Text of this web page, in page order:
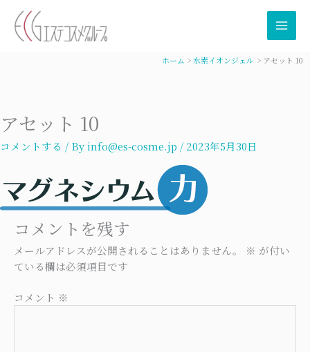
ホーム 水素イオンジェル アセット 10
アセット 10
コメントする / Byinfo@es-cosme.jp / 2023年5月30日
コメントを残す
メールアドレスが公開されることはありません。 ※ が付い
ている欄は必須項目です
コメント ※